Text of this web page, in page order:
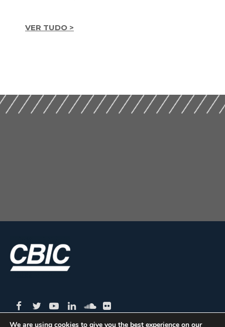
VER TUDO >
We are using cookies to give you the best experience on our